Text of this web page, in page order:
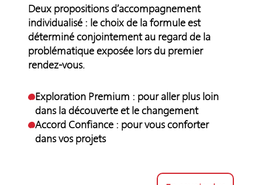
Deux propositions d’accompagnement
individualisé : le choix de la formule est
déterminé conjointement au regard de la
problématique exposée lors du premier
rendez-vous.
Exploration Premium : pour aller plus loin
dans la découverte et le changement
Accord Confiance : pour vous conforter
dans vos projets